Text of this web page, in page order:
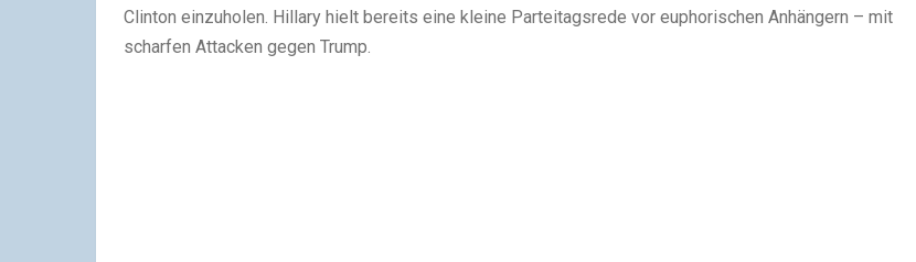
Clinton einzuholen. Hillary hielt bereits eine kleine Parteitagsrede vor euphorischen Anhängern – mit
scharfen Attacken gegen Trump.